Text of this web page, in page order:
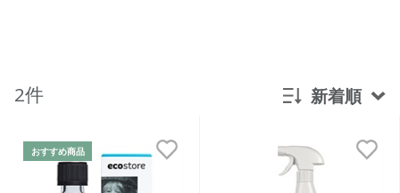
2件 新着順
おすすめ商品